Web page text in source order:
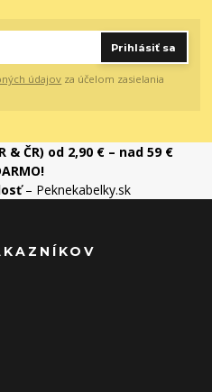
Prihlásiť sa
údajov za účelom zasielania
& ČR) od 2,90 € – nad 59 €
– Peknekabelky.sk